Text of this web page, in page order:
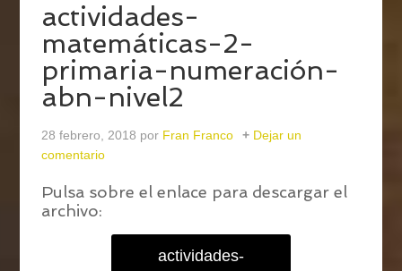
actividades-
matemáticas-2-
primaria-numeración-
abn-nivel2
28 febrero, 2018 por Fran Franco
Dejar un
comentario
Pulsa sobre el enlace para descargar el
archivo:
actividades-